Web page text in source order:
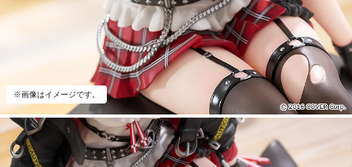
※画像はイメージです。